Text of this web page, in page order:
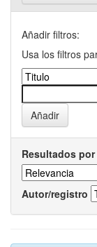
Añadir filtros:
Usa los filtros
Resultados
Autor/registro